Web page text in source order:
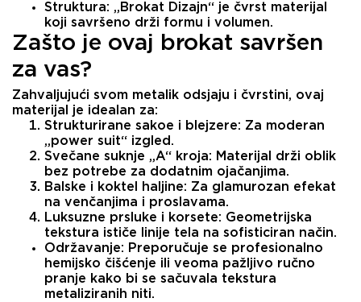
Struktura: „Brokat Dizajn“ je čvrst materijal
koji savršeno drži formu i volumen.
Zašto je ovaj brokat savršen
za vas?
Zahvaljujući svom metalik odsjaju i čvrstini, ovaj
materijal je idealan za:
Strukturirane sakoe i blejzere: Za moderan
„power suit“ izgled.
Svečane suknje „A“ kroja: Materijal drži oblik
bez potrebe za dodatnim ojačanjima.
Balske i koktel haljine: Za glamurozan efekat
na venčanjima i proslavama.
Luksuzne prsluke i korsete: Geometrijska
tekstura ističe linije tela na sofisticiran način.
Održavanje: Preporučuje se profesionalno
hemijsko čišćenje ili veoma pažljivo ručno
pranje kako bi se sačuvala tekstura
metaliziranih niti.